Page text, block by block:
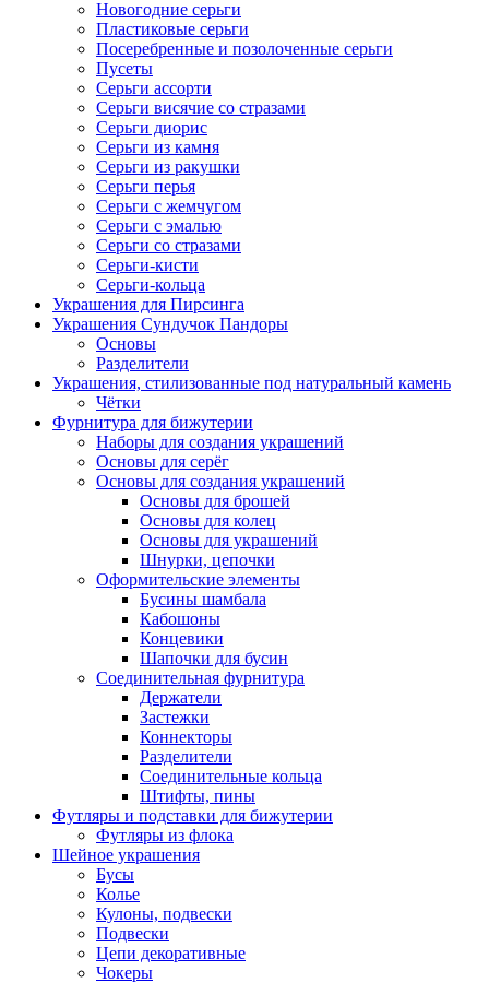
Новогодние серьги
Пластиковые серьги
Посеребренные и позолоченные серьги
Пусеты
Серьги ассорти
Серьги висячие со стразами
Серьги диорис
Серьги из камня
Серьги из ракушки
Серьги перья
Серьги с жемчугом
Серьги с эмалью
Серьги со стразами
Серьги-кисти
Серьги-кольца
Украшения для Пирсинга
Украшения Сундучок Пандоры
Основы
Разделители
Украшения, стилизованные под натуральный камень
Чётки
Фурнитура для бижутерии
Наборы для создания украшений
Основы для серёг
Основы для создания украшений
Основы для брошей
Основы для колец
Основы для украшений
Шнурки, цепочки
Оформительские элементы
Бусины шамбала
Кабошоны
Концевики
Шапочки для бусин
Соединительная фурнитура
Держатели
Застежки
Коннекторы
Разделители
Соединительные кольца
Штифты, пины
Футляры и подставки для бижутерии
Футляры из флока
Шейное украшения
Бусы
Колье
Кулоны, подвески
Подвески
Цепи декоративные
Чокеры